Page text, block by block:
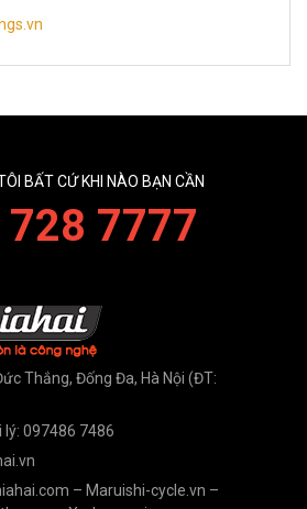
BẤT CỨ KHI NÀO BẠN CẦN
7777
Thắng, Đống Đa, Hà Nội (ĐT:
lý: 097486 7486
– Maruishi-cycle.vn –